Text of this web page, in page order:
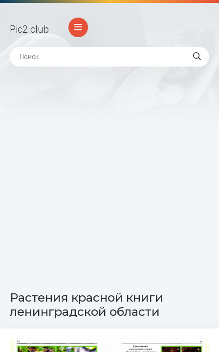
Pic2.club
Растения красной книги
ленинградской области